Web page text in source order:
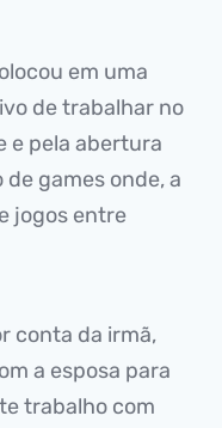
em uma
de trabalhar no
e pela abertura
games onde, a
jogos entre
conta da irmã,
a esposa para
trabalho com